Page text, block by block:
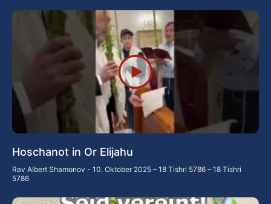
Hoschanot in Or Elijahu
Rav Albert Shamonov
10. Oktober 2025 – 18 Tishri 5786 – 18 Tishri
5786